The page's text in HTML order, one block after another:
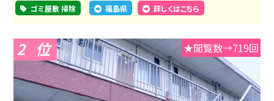
ゴミ屋敷 掃除 福島県 詳しくはこちら
2 ★閲覧数→719回